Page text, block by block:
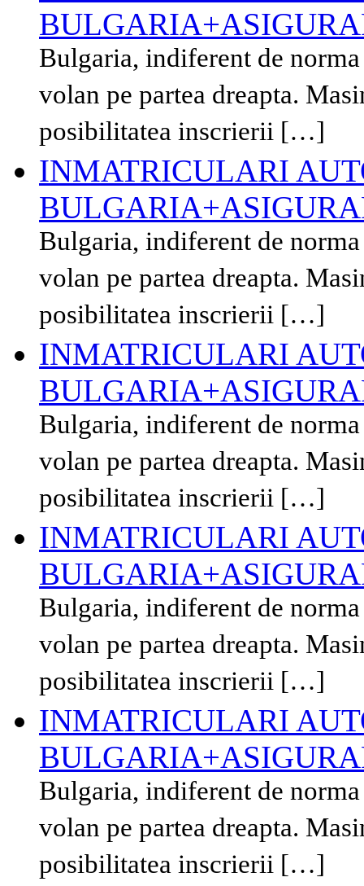
Bulgaria, indiferent de
volan pe partea dreapta.
posibilitatea inscrierii […]
INMATRICULARI
Bulgaria, indiferent de
volan pe partea dreapta.
posibilitatea inscrierii […]
INMATRICULARI
Bulgaria, indiferent de
volan pe partea dreapta.
posibilitatea inscrierii […]
INMATRICULARI
Bulgaria, indiferent de
volan pe partea dreapta.
posibilitatea inscrierii […]
INMATRICULARI
Bulgaria, indiferent de
volan pe partea dreapta.
posibilitatea inscrierii […]